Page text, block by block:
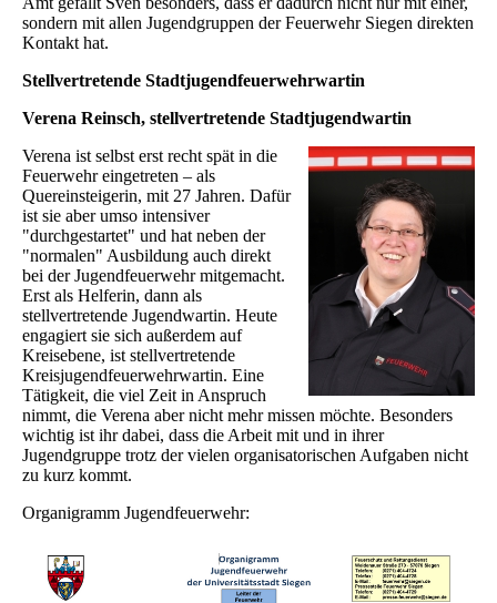
sondern mit allen Jugendgruppen der Feuerwehr Siegen direkten
Kontakt hat.
Stellvertretende Stadtjugendfeuerwehrwartin
Verena Reinsch, stellvertretende Stadtjugendwartin
Verena ist selbst erst recht spät in die
Feuerwehr eingetreten – als
Quereinsteigerin, mit 27 Jahren. Dafür
ist sie aber umso intensiver
"durchgestartet" und hat neben der
"normalen" Ausbildung auch direkt
bei der Jugendfeuerwehr mitgemacht.
Erst als Helferin, dann als
stellvertretende Jugendwartin. Heute
engagiert sie sich außerdem auf
Kreisebene, ist stellvertretende
Kreisjugendfeuerwehrwartin. Eine
Tätigkeit, die viel Zeit in Anspruch
nimmt, die Verena aber nicht mehr missen möchte. Besonders
wichtig ist ihr dabei, dass die Arbeit mit und in ihrer
Jugendgruppe trotz der vielen organisatorischen Aufgaben nicht
zu kurz kommt.
Organigramm Jugendfeuerwehr: